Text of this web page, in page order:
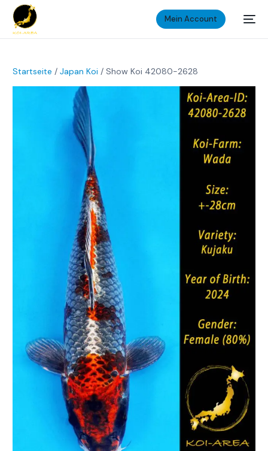
Mein Account
Startseite /Japan Koi / Show Koi 42080-2628